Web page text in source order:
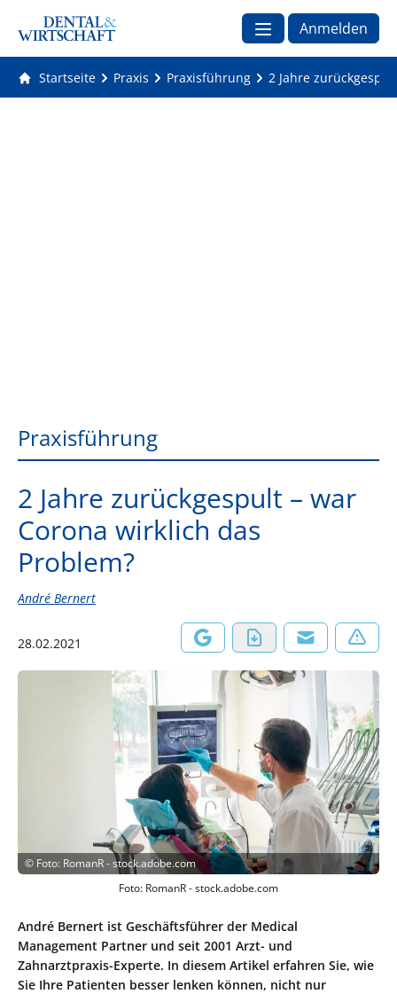
Anmelden
Startseite Praxis Praxisführung 2 Jahre
Praxisführung
2 Jahre zurückgespult – war
Corona wirklich das
Problem?
André Bernert
28.02.2021
© Foto: RomanR - stock.adobe.com
Foto: RomanR - stock.adobe.com
André Bernert ist Geschäftsführer der Medical
Management Partner und seit 2001 Arzt- und
Zahnarztpraxis-Experte. In diesem Artikel erfahren Sie, wie
Sie Ihre Patienten besser lenken können, nicht nur